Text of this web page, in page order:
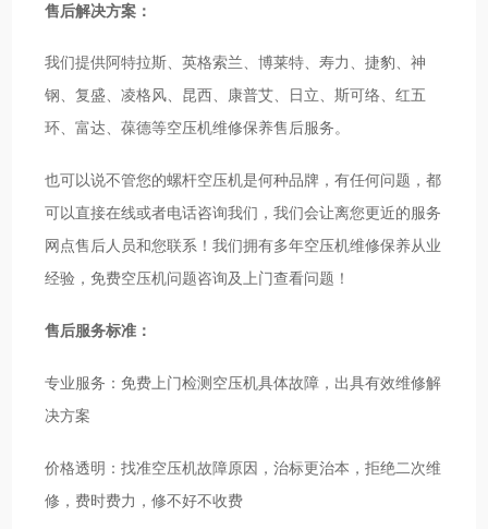
售后解决方案：
我们提供阿特拉斯、英格索兰、博莱特、寿力、捷豹、神
钢、复盛、凌格风、昆西、康普艾、日立、斯可络、红五
环、富达、葆德等空压机维修保养售后服务。
也可以说不管您的螺杆空压机是何种品牌，有任何问题，都
可以直接在线或者电话咨询我们，我们会让离您更近的服务
网点售后人员和您联系！我们拥有多年空压机维修保养从业
经验，免费空压机问题咨询及上门查看问题！
售后服务标准：
专业服务：免费上门检测空压机具体故障，出具有效维修解
决方案
价格透明：找准空压机故障原因，治标更治本，拒绝二次维
修，费时费力，修不好不收费